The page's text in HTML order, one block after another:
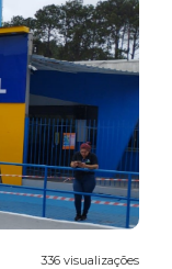
336 visualizações